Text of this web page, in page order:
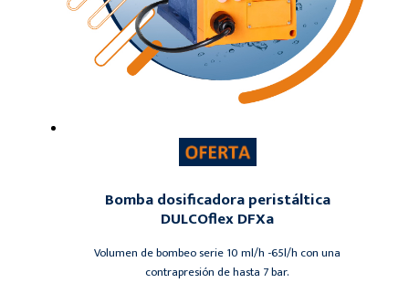
Bomba dosificadora peristáltica
DULCOflex DFXa
Volumen de bombeo serie 10 ml/h -65l/h con una
contrapresión de hasta 7 bar.